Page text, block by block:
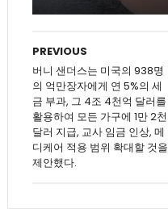
PREVIOUS
버니 샌더스는 미국의 938명
의 억만장자에게 연 5%의 세
금 부과, 그 4조 4천억 달러를
활용하여 모든 가구에 1만 2천
달러 지급, 교사 임금 인상, 메
디케어 적용 범위 확대할 것을
제안했다.